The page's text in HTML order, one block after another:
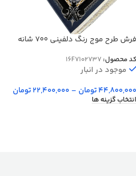
فرش طرح موج رنگ دلفینی 700 شانه
کد محصول:16F7102737
موجود در انبار
44,800,000تومان –
22,400,000تومان
انتخاب گزینه ها